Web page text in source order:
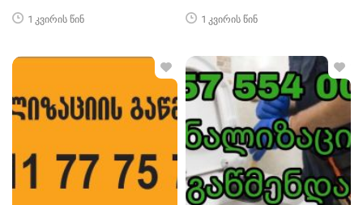
1 კვირის წინ 1 კვირის წინ